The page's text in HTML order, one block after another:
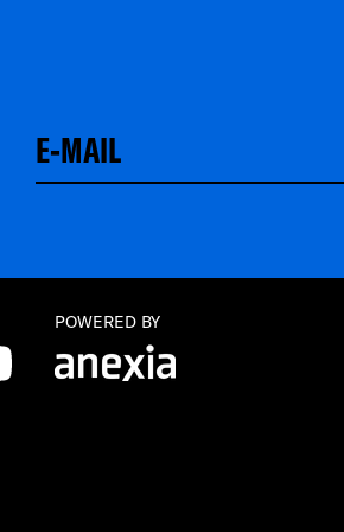
YouTube
POWERED BY